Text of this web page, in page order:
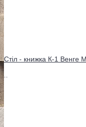
Стіл - книжка К-1 Венге